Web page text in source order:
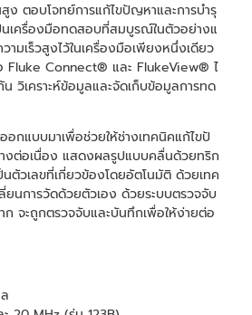
ตอบโจทย์การแก้ไขปัญหาและการบำรุ
เครื่องมือทดสอบที่สมบูรณ์ในตัวอย่างแ
มเร็วสูงไว้ในเครื่องมือเพียงหนึ่งเดียว
Fluke Connect® และ FlukeView® ไ
วิเคราะห์ข้อมูลและจัดเก็บข้อมูลการทด
กแบบมาเพื่อช่วยให้ช่างเทคนิคแก้ไขปั
างต่อเนื่อง แสดงผลรูปแบบคลื่นด้วยทริก
ตัวเลขที่เกี่ยวข้องโดยอัตโนมัติ ด้วยเทค
ยนการวัดด้วยตัวเอง ด้วยระบบตรวจจับ
ะถูกตรวจจับและบันทึกเพื่อให้ง่ายต่อ